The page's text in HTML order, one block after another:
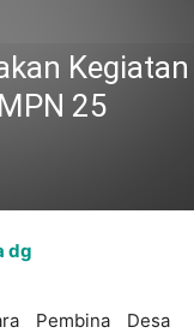
Kegiatan
25
Pembina Desa